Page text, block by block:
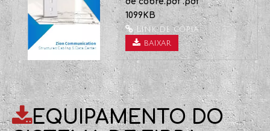
Link de cópia
baixar
714 Placa frontal -
Equipamento do sistema
de cobre.pdf .pdf
1099KB